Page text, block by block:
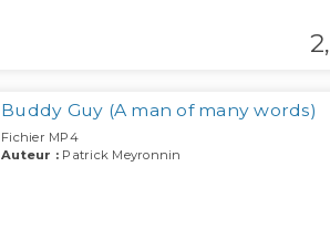
2,
Buddy Guy (A man of many words)
Fichier MP4
Auteur : Patrick Meyronnin